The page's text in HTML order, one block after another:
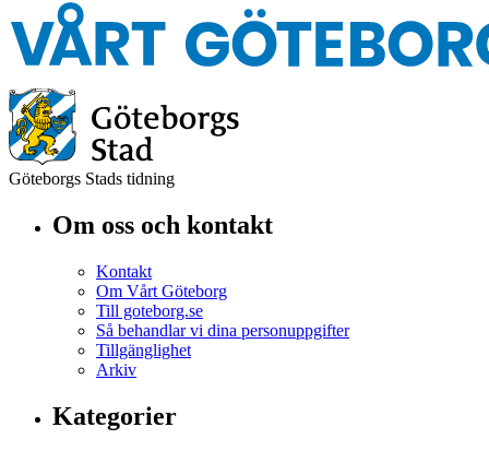
Göteborgs Stads tidning
Om oss och kontakt
Kontakt
Om Vårt Göteborg
Till goteborg.se
Så behandlar vi dina personuppgifter
Tillgänglighet
Arkiv
Kategorier